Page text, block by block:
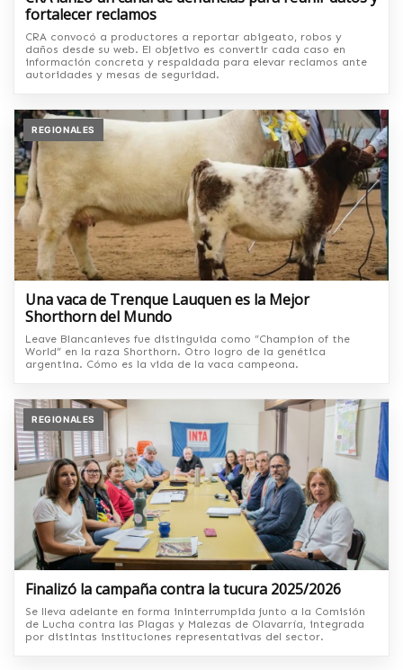
fortalecer reclamos
CRA convocó a productores a reportar abigeato, robos y
daños desde su web. El objetivo es convertir cada caso en
información concreta y respaldada para elevar reclamos ante
autoridades y mesas de seguridad.
REGIONALES
Una vaca de Trenque Lauquen es la Mejor
Shorthorn del Mundo
Leave Blancanieves fue distinguida como “Champion of the
World” en la raza Shorthorn. Otro logro de la genética
argentina. Cómo es la vida de la vaca campeona.
REGIONALES
Finalizó la campaña contra la tucura 2025/2026
Se lleva adelante en forma ininterrumpida junto a la Comisión
de Lucha contra las Plagas y Malezas de Olavarría, integrada
por distintas instituciones representativas del sector.